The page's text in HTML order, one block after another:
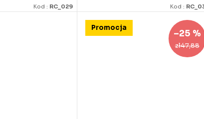
Kod : RC_029 Kod :
Promocja
zł47,88
–25 %